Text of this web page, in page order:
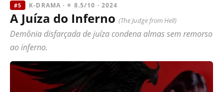
#5 K-DRAMA · ⭐ 8.5/10 · 2024
A Juíza do Inferno (The Judge from Hell)
Demônia disfarçada de juíza condena almas sem remorso
ao inferno.